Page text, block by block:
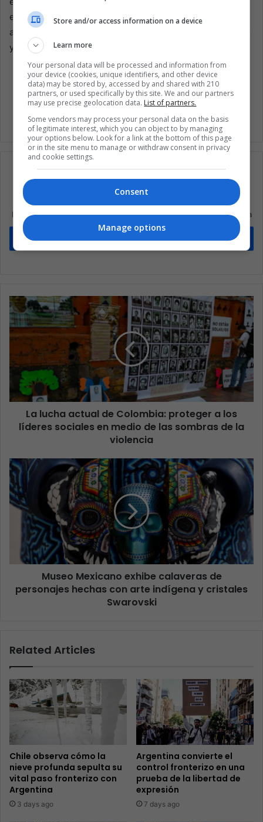
esperanza. En este foro, las naciones pueden forjar
alianzas más fuertes y trabajar por un mundo más pacífico
y próspero.
Argentina Politica
Mantente informado sobre lo que está pasando en Latinoamérica
Suscríbete
La lucha actual de Colombia: proteger a los
líderes sociales en medio de las sombras de la
violencia
Museo Mexicano exhibe calaveras de
personajes hechas con arte indígena y cristales
Swarovski
Related Articles
Chile observa cómo la
nieve profunda sepulta su
vital paso fronterizo con
Argentina
3 days ago
Argentina convierte el
control fronterizo en una
prueba de la libertad de
expresión
7 days ago
Store and/or access information on a device
Learn more
Your personal data will be processed and information from
your device (cookies, unique identifiers, and other device
data) may be stored by, accessed by and shared with 210
partners, or used specifically by this site. We and our partners
may use precise geolocation data. List of partners.
Some vendors may process your personal data on the basis
of legitimate interest, which you can object to by managing
your options below. Look for a link at the bottom of this page
or in the site menu to manage or withdraw consent in privacy
and cookie settings.
Consent
Manage options